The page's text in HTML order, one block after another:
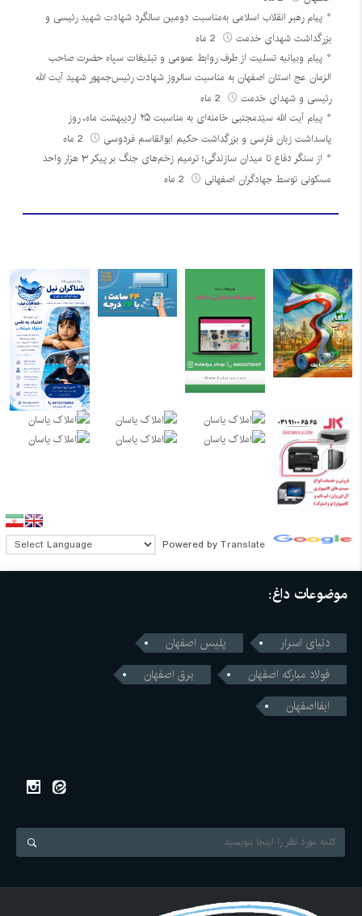
پیام رهبر انقلاب اسلامی به‌مناسبت دومین سالگرد شهادت شهید رئیسی و
بزرگداشت شهدای خدمت
پیام وبیانیه تسلیت از طرف روابط عمومی و تبلیغات سپاه حضرت صاحب
الزمان عج استان اصفهان به مناسبت سالروز شهادت رئیس‌جمهور شهید آیت الله
رئیسی و شهدای خدمت
پیام آیت الله سیّدمجتبی خامنه‌ای به مناسبت ۲۵ اردیبهشت ماه، روز
پاسداشت زبان فارسی و بزرگداشت حکیم ابوالقاسم فردوسی
از سنگر دفاع تا میدان سازندگی؛ ترمیم زخم‌های جنگ بر پیکر ۳ هزار واحد
مسکونی توسط جهادگران اصفهانی
Powered by Translate
موضوعات داغ:
دنیای اسرار
پلیس اصفهان
فولاد مبارکه اصفهان
برق اصفهان
ابفااصفهان